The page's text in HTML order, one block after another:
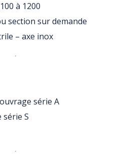
à 1200
section sur demande
– axe inox
série A
série S